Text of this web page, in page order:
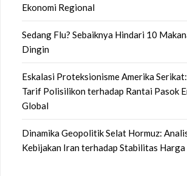
Ekonomi Regional
Sedang Flu? Sebaiknya Hindari 10
Dingin
Eskalasi Proteksionisme Amerika
Tarif Polisilikon terhadap Rantai Pasok
Global
Dinamika Geopolitik Selat Hormuz:
Kebijakan Iran terhadap Stabilitas